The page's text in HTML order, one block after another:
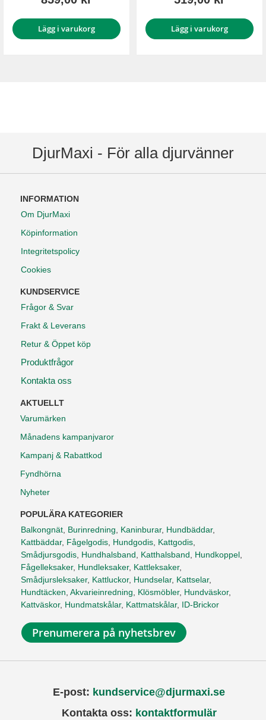
Lägg i varukorg Lägg i varukorg
DjurMaxi - För alla djurvänner
INFORMATION
Om DjurMaxi
Köpinformation
Integritetspolicy
Cookies
KUNDSERVICE
Frågor & Svar
Frakt & Leverans
Retur & Öppet köp
Produktfrågor
Kontakta oss
AKTUELLT
Varumärken
Månadens kampanjvaror
Kampanj & Rabattkod
Fyndhörna
Nyheter
POPULÄRA KATEGORIER
Balkongnät, Burinredning, Kaninburar, Hundbäddar,
Kattbäddar, Fågelgodis, Hundgodis, Kattgodis,
Smådjursgodis, Hundhalsband, Katthalsband, Hundkoppel,
Fågelleksaker, Hundleksaker, Kattleksaker,
Smådjursleksaker, Kattluckor, Hundselar, Kattselar,
Hundtäcken, Akvarieinredning, Klösmöbler, Hundväskor,
Kattväskor, Hundmatskålar, Kattmatskålar, ID-Brickor
Prenumerera på nyhetsbrev
E-post: kundservice@djurmaxi.se
Kontakta oss: kontaktformulär